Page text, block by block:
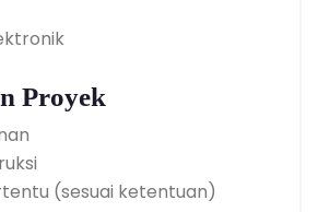
Proyek
(sesuai ketentuan)